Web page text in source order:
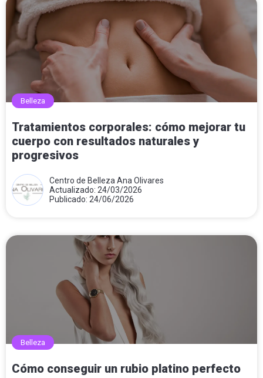
Belleza
Tratamientos corporales: cómo mejorar tu
cuerpo con resultados naturales y
progresivos
Centro de Belleza Ana Olivares
Actualizado: 24/03/2026
Publicado: 24/06/2026
Belleza
Cómo conseguir un rubio platino perfecto